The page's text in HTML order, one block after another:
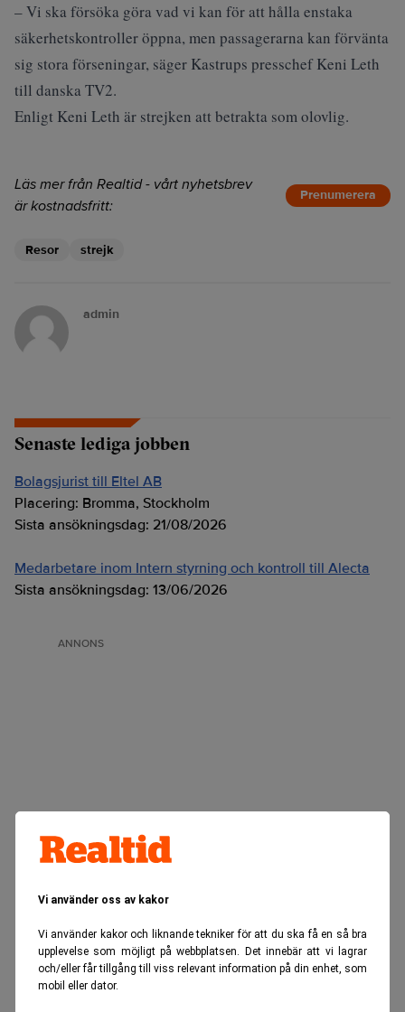
Vi använder oss av kakor
Vi använder kakor och liknande tekniker för att du ska få en så bra
upplevelse som möjligt på webbplatsen. Det innebär att vi lagrar
och/eller får tillgång till viss relevant information på din enhet, som
mobil eller dator.
– Vi ska försöka göra vad vi kan för att hålla enstaka
säkerhetskontroller öppna, men passagerarna kan förvänta
sig stora förseningar, säger Kastrups presschef Keni Leth
till danska TV2.
Enligt Keni Leth är strejken att betrakta som olovlig.
Läs mer från Realtid - vårt nyhetsbrev
är kostnadsfritt:
Prenumerera
Resor strejk
admin
Senaste lediga jobben
Bolagsjurist till Eltel AB
Placering: Bromma, Stockholm
Sista ansökningsdag: 21/08/2026
Medarbetare inom Intern styrning och kontroll till Alecta
Sista ansökningsdag: 13/06/2026
ANNONS
Realtid.se Börs & finans